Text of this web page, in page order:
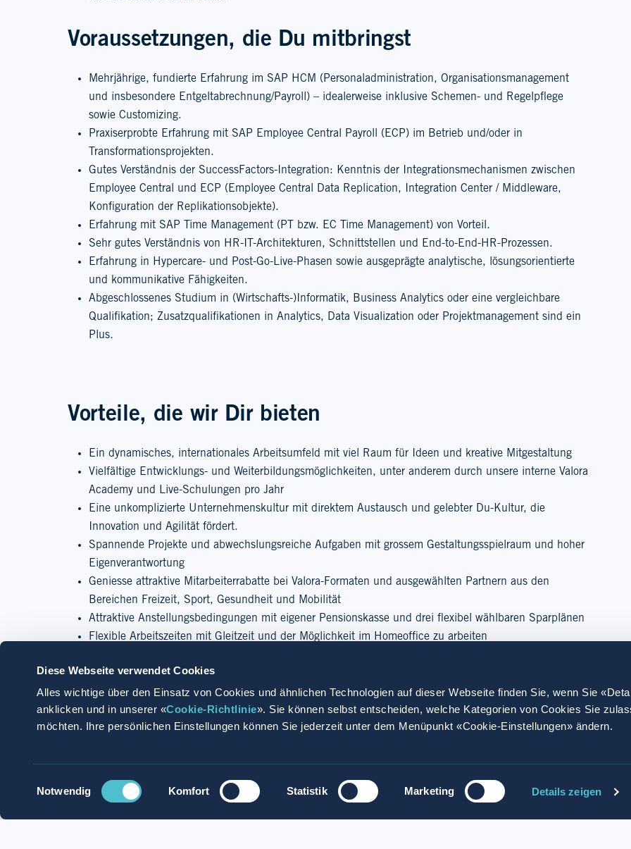
Diese Webseite verwendet Cookies
Alles wichtige über den Einsatz von Cookies und ähnlichen Technologien auf dieser Webseite finden Sie, wenn Sie
anklicken und in unserer «Cookie-Richtlinie». Sie können selbst entscheiden, welche Kategorien von Cookies Sie
möchten. Ihre persönlichen Einstellungen können Sie jederzeit unter dem Menüpunkt «Cookie-Einstellungen» ändern.
Einwilligungsauswahl
Notwendig Komfort Statistik Marketing Details zeigen
Voraussetzungen, die Du mitbringst
Mehrjährige, fundierte Erfahrung im SAP HCM (Personaladministration, Organisationsmanagement
und insbesondere Entgeltabrechnung/Payroll) – idealerweise inklusive Schemen- und Regelpflege
sowie Customizing.
Praxiserprobte Erfahrung mit SAP Employee Central Payroll (ECP) im Betrieb und/oder in
Transformationsprojekten.
Gutes Verständnis der SuccessFactors-Integration: Kenntnis der Integrationsmechanismen zwischen
Employee Central und ECP (Employee Central Data Replication, Integration Center / Middleware,
Konfiguration der Replikationsobjekte).
Erfahrung mit SAP Time Management (PT bzw. EC Time Management) von Vorteil.
Sehr gutes Verständnis von HR-IT-Architekturen, Schnittstellen und End-to-End-HR-Prozessen.
Erfahrung in Hypercare- und Post-Go-Live-Phasen sowie ausgeprägte analytische, lösungsorientierte
und kommunikative Fähigkeiten.
Abgeschlossenes Studium in (Wirtschafts-)Informatik, Business Analytics oder eine vergleichbare
Qualifikation; Zusatzqualifikationen in Analytics, Data Visualization oder Projektmanagement sind ein
Plus.
Vorteile, die wir Dir bieten
Ein dynamisches, internationales Arbeitsumfeld mit viel Raum für Ideen und kreative Mitgestaltung
Vielfältige Entwicklungs- und Weiterbildungsmöglichkeiten, unter anderem durch unsere interne Valora
Academy und Live-Schulungen pro Jahr
Eine unkomplizierte Unternehmenskultur mit direktem Austausch und gelebter Du-Kultur, die
Innovation und Agilität fördert.
Spannende Projekte und abwechslungsreiche Aufgaben mit grossem Gestaltungsspielraum und hoher
Eigenverantwortung
Geniesse attraktive Mitarbeiterrabatte bei Valora-Formaten und ausgewählten Partnern aus den
Bereichen Freizeit, Sport, Gesundheit und Mobilität
Attraktive Anstellungsbedingungen mit eigener Pensionskasse und drei flexibel wählbaren Sparplänen
Flexible Arbeitszeiten mit Gleitzeit und der Möglichkeit im Homeoffice zu arbeiten
Tagtäglich engagieren sich rund 15'000 Mitarbeitende im Netzwerk von Valora,
Niederlanden. Zum Unternehmen gehören unter anderem k kiosk, Brezelkönig,
Jetzt bewerben Mit Whatsapp bewerben